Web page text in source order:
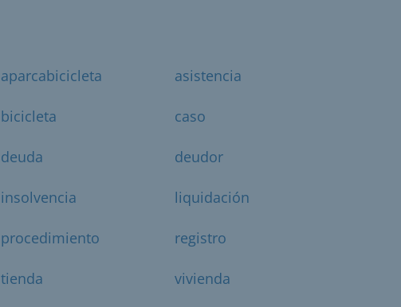
aparcabicicleta asistencia
bicicleta caso
deuda deudor
insolvencia liquidación
procedimiento registro
tienda vivienda